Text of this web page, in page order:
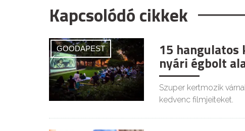
Kapcsolódó cikkek
GOODAPEST 15 hangulatos
nyári égbolt
Szuper kertmozik
kedvenc filmjeiteket.